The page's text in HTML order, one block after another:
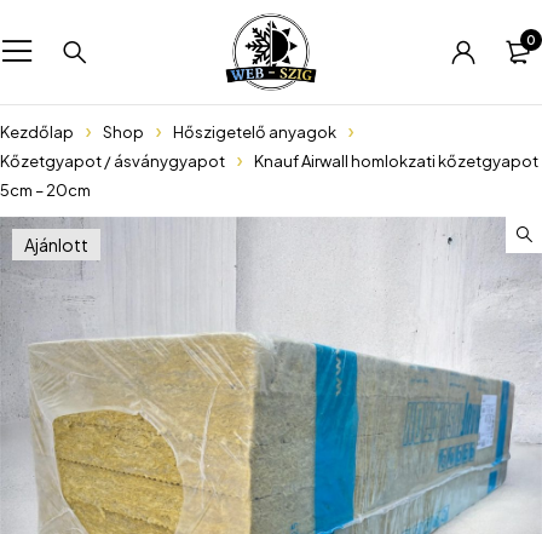
0
Kezdőlap Shop
Hőszigetelő anyagok
Kőzetgyapot / ásványgyapot
Knauf Airwall homlokzati kőzetgyapot
5cm – 20cm
Ajánlott